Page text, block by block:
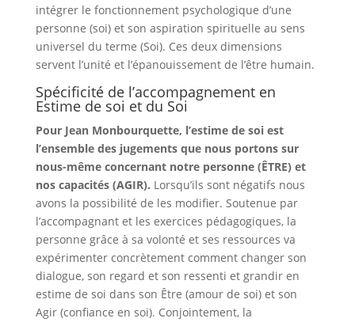
intégrer le fonctionnement psychologique d’une
personne (soi) et son aspiration spirituelle au sens
universel du terme (Soi). Ces deux dimensions
servent l’unité et l’épanouissement de l’être humain.
Spécificité de l’accompagnement en
Estime de soi et du Soi
Pour Jean Monbourquette, l’estime de soi est
l’ensemble des jugements que nous portons sur
nous-même concernant notre personne (ÊTRE) et
nos capacités (AGIR). Lorsqu’ils sont négatifs nous
avons la possibilité de les modifier. Soutenue par
l’accompagnant et les exercices pédagogiques, la
personne grâce à sa volonté et ses ressources va
expérimenter concrètement comment changer son
dialogue, son regard et son ressenti et grandir en
estime de soi dans son Être (amour de soi) et son
Agir (confiance en soi). Conjointement, la